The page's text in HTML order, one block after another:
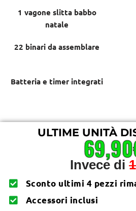
1 vagone slitta babbo
natale
22 binari da assemblare
Batteria e timer integrati
ULTIME UNITÀ
Invece di
Sconto ultimi 4 pezzi
Accessori inclusi